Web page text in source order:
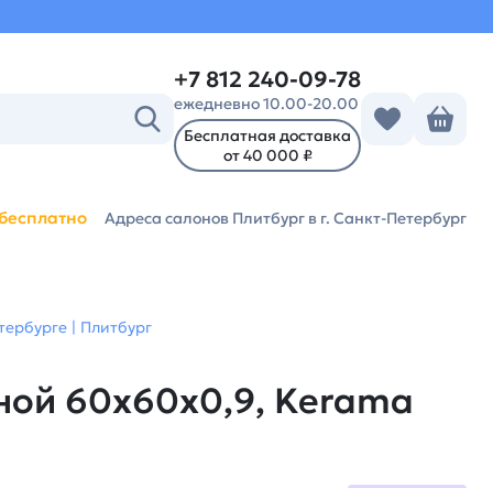
+7 812 240-09-78
ежедневно 10.00-20.00
Бесплатная доставка
от 40 000 ₽
Адреса салонов Плитбург в г. Санкт-Петербург
| Плитбург
60x60x0,9, Kerama